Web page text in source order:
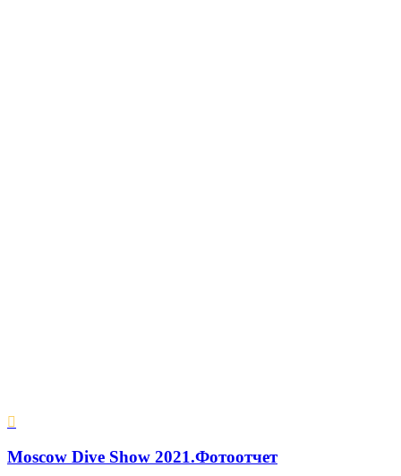
Moscow Dive Show 2021.Фотоотчет